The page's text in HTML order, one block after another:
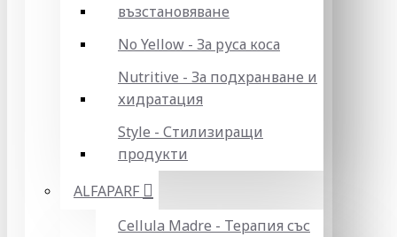
възстановяване
No Yellow - За руса коса
Nutritive - За подхранване и
хидратация
Style - Стилизиращи
продукти
ALFAPARF
Cellula Madre - Терапия със